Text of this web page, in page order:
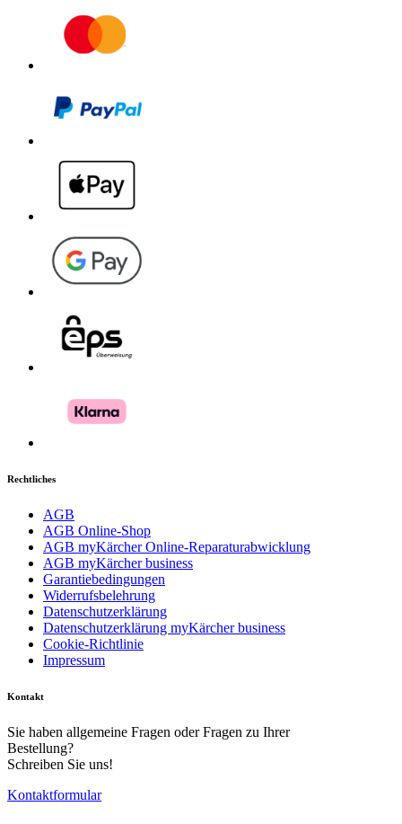
Einfache Reinigung des Geräts mit System!Clean Funktion
System!Clean Selbstreinigungsfunktion zur schnellen
Reinigung der Schläuche und Walzen mit 400
Haarfilter mit beigelegter Reinigungsbürste. Ohne
Schmutzkontakt entleerbarer und spülmaschinenfester
Optisches und akustisches Signal bei leerem Frisch- und
vollem Schmutzwassertank. Überlaufschutz: Automatische
Abschaltung bei Nichtentleerung des Schmutzwassertanks.
Park- und Reinigungsstation
Entnahme und Trocknung der Walzen. Praktische
Aufbewahrung der Zubehöre in der Reinigungsstation.
Handbuch
Download PDF
Rechtliches
AGB
AGB Online-Shop
AGB myKärcher Online-Reparaturabwicklung
AGB myKärcher business
Garantiebedingungen
Widerrufsbelehrung
Datenschutzerklärung
Datenschutzerklärung myKärcher business
Cookie-Richtlinie
Impressum
Kontakt
Sie haben allgemeine Fragen oder Fragen zu Ihrer
Bestellung?
Schreiben Sie uns!
Kontaktformular